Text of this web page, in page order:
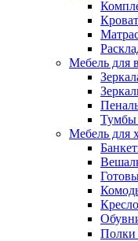
Мебель для
Тумбы
Мебель для
Полки